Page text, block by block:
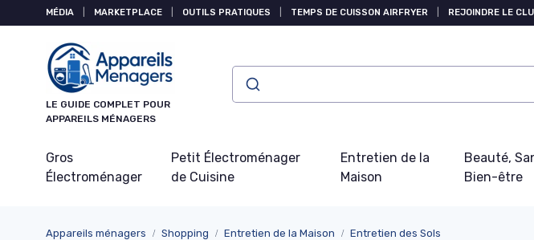
MÉDIA MARKETPLACE OUTILS PRATIQUES TEMPS DE CUISSON AIRFRYER REJOINDRE LE
LE GUIDE COMPLET POUR
APPAREILS MÉNAGERS
Gros
Électroménager
Petit Électroménager
de Cuisine
Entretien de la
Maison
Beauté,
Bien-être
Appareils ménagers Shopping Entretien de la Maison Entretien des Sols
Panneau de gestion des cookies